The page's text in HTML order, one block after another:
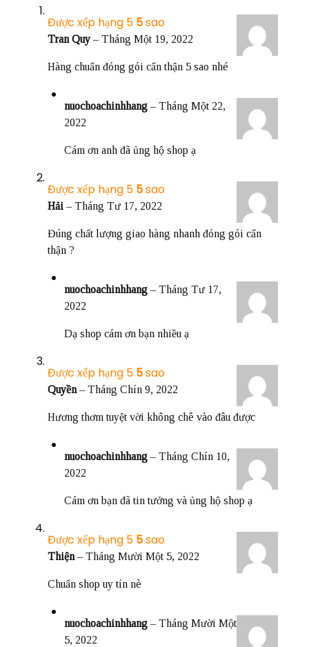
Được xếp hạng 55 sao
Tran Quy– Tháng Một 19, 2022
Hàng chuẩn đóng gói cẩn thận 5 sao nhé
nuochoachinhhang – Tháng Một 22,
2022
Cám ơn anh đã ủng hộ shop ạ
Được xếp hạng 55 sao
Hải – Tháng Tư 17, 2022
Đúng chất lượng giao hàng nhanh đóng gói cẩn
thận ?
nuochoachinhhang – Tháng Tư 17,
2022
Dạ shop cám ơn bạn nhiều ạ
Được xếp hạng 55 sao
Quyền– Tháng Chín 9, 2022
Hương thơm tuyệt vời không chê vào đâu được
nuochoachinhhang – Tháng Chín 10,
2022
Cám ơn bạn đã tin tưởng và ủng hộ shop ạ
Được xếp hạng 55 sao
Thiện– Tháng Mười Một 5, 2022
Chuẩn shop uy tín nè
nuochoachinhhang – Tháng Mười Một
5, 2022